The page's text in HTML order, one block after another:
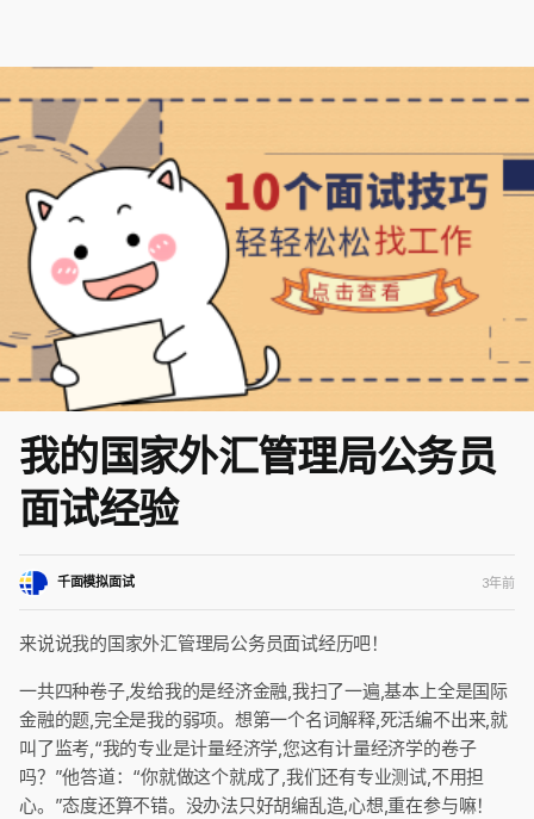
我的国家外汇管理局公务员
面试经验
千面模拟面试 3年前
来说说我的国家外汇管理局公务员面试经历吧！
一共四种卷子,发给我的是经济金融,我扫了一遍,基本上全是国际
金融的题,完全是我的弱项。想第一个名词解释,死活编不出来,就
叫了监考,“我的专业是计量经济学,您这有计量经济学的卷子
吗？”他答道：“你就做这个就成了,我们还有专业测试,不用担
心。”态度还算不错。没办法只好胡编乱造,心想,重在参与嘛！